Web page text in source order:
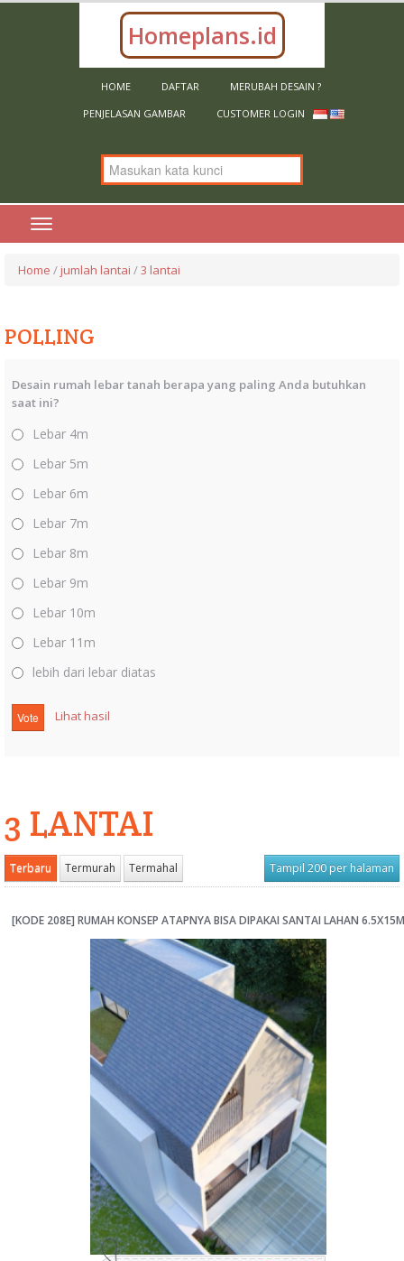
Homeplans.id
HOME DAFTAR
MERUBAH DESAIN ?
PENJELASAN GAMBAR
CUSTOMER LOGIN
Home / jumlah lantai /3 lantai
POLLING
Desain rumah lebar tanah berapa yang paling Anda butuhkan
saat ini?
Lebar 4m
Lebar 5m
Lebar 6m
Lebar 7m
Lebar 8m
Lebar 9m
Lebar 10m
Lebar 11m
lebih dari lebar diatas
Lihat hasil
3 LANTAI
Terbaru Termurah Termahal Tampil 200 per halaman
[KODE 208E] RUMAH KONSEP ATAPNYA BISA DIPAKAI SANTAI LAHAN 6.5X15M